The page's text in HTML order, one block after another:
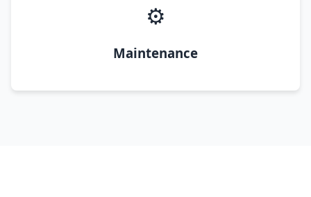
⚙️
Maintenance